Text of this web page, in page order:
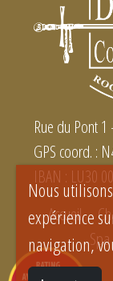
Rue du Pont
GPS coord. :
IBAN : LU30
Accueil
Spa
Nous
expérience
navigation,